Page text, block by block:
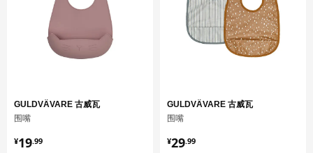
GULDVÄVARE 古威瓦
围嘴
¥19.99
¥ 19.99
GULDVÄVARE 古威瓦
围嘴
¥29.99
¥ 29.99